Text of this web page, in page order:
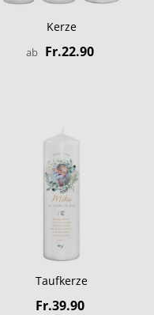
Kerze
ab Fr.22.90
Taufkerze
Fr.39.90